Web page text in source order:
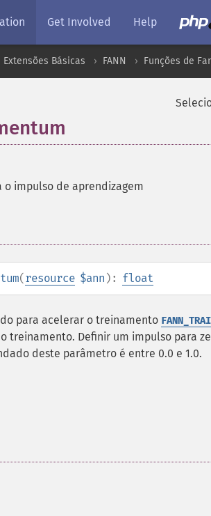
Get Involved Help
Extensões Básicas FANN Funções de
o impulso de aprendizagem
(resource $ann ): float
para acelerar o treinamento
Definir um impulso para
deste parâmetro é entre 0.0 e 1.0.